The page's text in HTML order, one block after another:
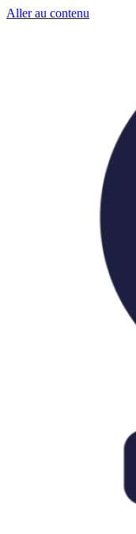
Aller au contenu